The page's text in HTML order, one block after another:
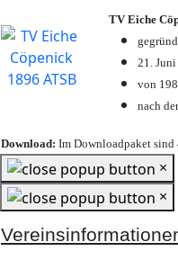
TV Eiche
21.
von
nach
Download: Im Downloadpaket sind
×
×